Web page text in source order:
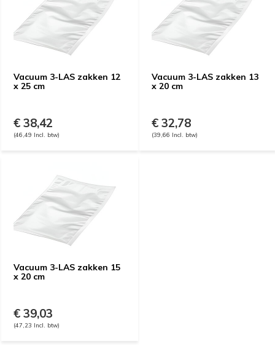
Vacuum 3-LAS zakken 12
x 25 cm
€ 38,42
(46,49 Incl. btw)
Vacuum 3-LAS zakken 13
x 20 cm
€ 32,78
(39,66 Incl. btw)
Vacuum 3-LAS zakken 15
x 20 cm
€ 39,03
(47,23 Incl. btw)